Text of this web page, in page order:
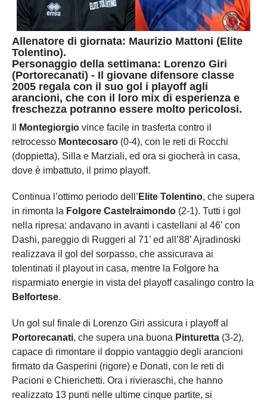
Allenatore di giornata: Maurizio Mattoni (Elite
Tolentino).
Personaggio della settimana: Lorenzo Giri
(Portorecanati) - Il giovane difensore classe
2005 regala con il suo gol i playoff agli
arancioni, che con il loro mix di esperienza e
freschezza potranno essere molto pericolosi.
Montegiorgio vince facile in trasferta contro il
retrocesso Montecosaro (0-4), con le reti di Rocchi
(doppietta), Silla e Marziali, ed ora si giocherà in casa,
dove è imbattuto, il primo playoff.
Continua l’ottimo periodo dell’ Elite Tolentino, che supera
in rimonta la Folgore Castelraimondo (2-1). Tutti i gol
nella ripresa: andavano in avanti i castellani al 46’ con
Dashi, pareggio di Ruggeri al 71’ ed all’88’ Ajradinoski
realizzava il gol del sorpasso, che assicurava ai
tolentinati il playout in casa, mentre la Folgore ha
risparmiato energie in vista del playoff casalingo contro la
Belfortese.
Un gol sul finale di Lorenzo Giri assicura i playoff al
Portorecanati, che supera una buona Pinturetta (3-2),
capace di rimontare il doppio vantaggio degli arancioni
firmato da Gasperini (rigore) e Donati, con le reti di
Pacioni e Chierichetti. Ora i rivieraschi, che hanno
realizzato 13 punti nelle ultime cinque partite, si